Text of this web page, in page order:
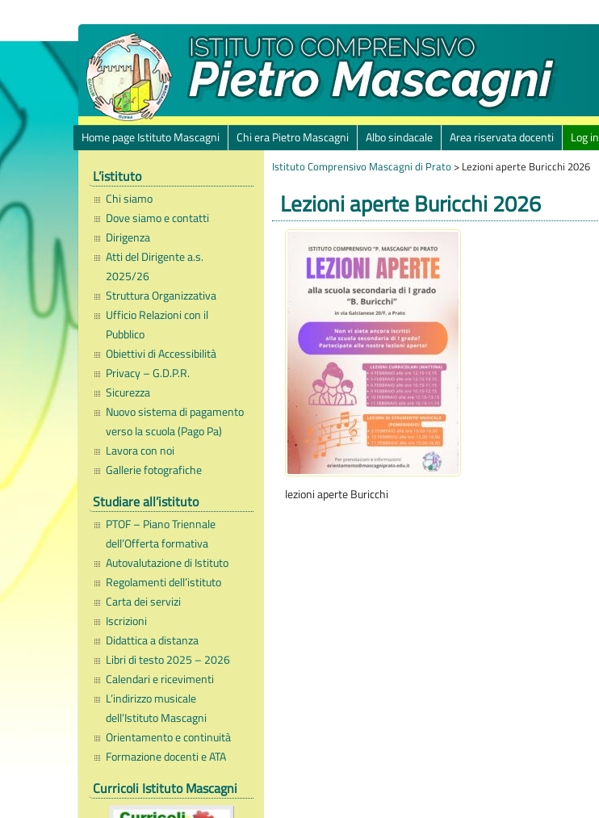
Home page Istituto Mascagni Chi era Pietro Mascagni Albo sindacale Area riservata docenti Log in
L’istituto
Chi siamo
Dove siamo e contatti
Dirigenza
Atti del Dirigente a.s.
2025/26
Struttura Organizzativa
Ufficio Relazioni con il
Pubblico
Obiettivi di Accessibilità
Privacy – G.D.P.R.
Sicurezza
Nuovo sistema di pagamento
verso la scuola (Pago Pa)
Lavora con noi
Gallerie fotografiche
Studiare all’istituto
PTOF – Piano Triennale
dell’Offerta formativa
Autovalutazione di Istituto
Regolamenti dell’istituto
Carta dei servizi
Iscrizioni
Didattica a distanza
Libri di testo 2025 – 2026
Calendari e ricevimenti
L’indirizzo musicale
dell’Istituto Mascagni
Orientamento e continuità
Formazione docenti e ATA
Curricoli Istituto Mascagni
Istituto Comprensivo Mascagni di Prato > Lezioni aperte Buricchi 2026
Lezioni aperte Buricchi 2026
lezioni aperte Buricchi